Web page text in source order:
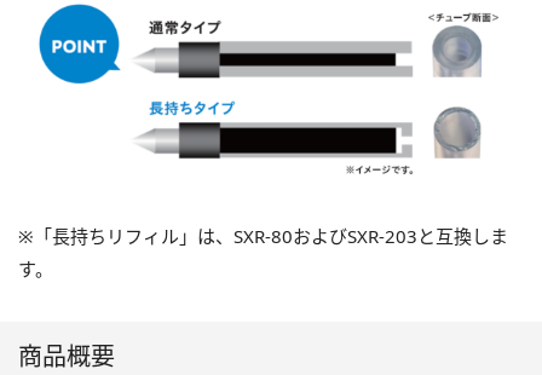
※「長持ちリフィル」は、SXR-80およびSXR-203と互換しま
す。
商品概要